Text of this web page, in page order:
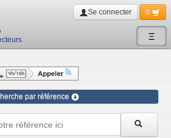
Ξ
Se connecter 0
par référence